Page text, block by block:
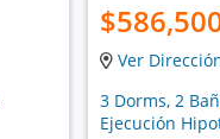
Ver
3 Dorms, 2
Ejecución